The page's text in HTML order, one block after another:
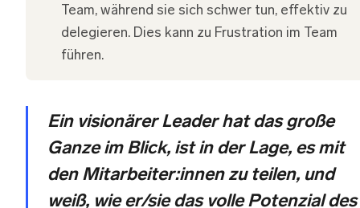
Team, während sie sich schwer tun, effektiv zu
delegieren. Dies kann zu Frustration im Team
führen.
Ein visionärer Leader hat das große
Ganze im Blick, ist in der Lage, es mit
den Mitarbeiter:innen zu teilen, und
weiß, wie er/sie das volle Potenzial des